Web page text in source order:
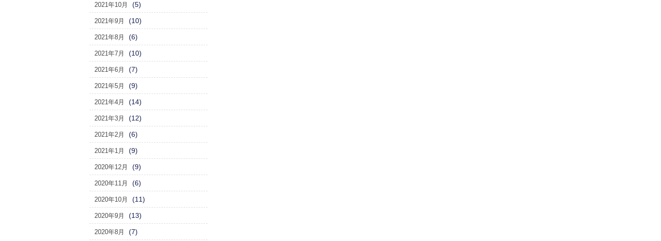
2021年10月 (5)
2021年9月 (10)
2021年8月 (6)
2021年7月 (10)
2021年6月 (7)
2021年5月 (9)
2021年4月 (14)
2021年3月 (12)
2021年2月 (6)
2021年1月 (9)
2020年12月 (9)
2020年11月 (6)
2020年10月 (11)
2020年9月 (13)
2020年8月 (7)